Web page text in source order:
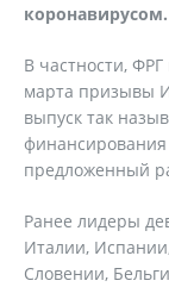
коронавирусом.
В частности,
марта призывы
выпуск так
предложенный
Ранее лидеры
Италии,
Словении,